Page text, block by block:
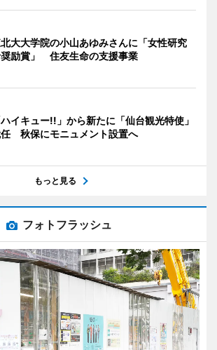
大大学院の小山あゆみさんに「女性研究
励賞」 住友生命の支援事業
ハイキュー!!」から新たに「仙台観光特使」
秋保にモニュメント設置へ
もっと見る
フォトフラッシュ